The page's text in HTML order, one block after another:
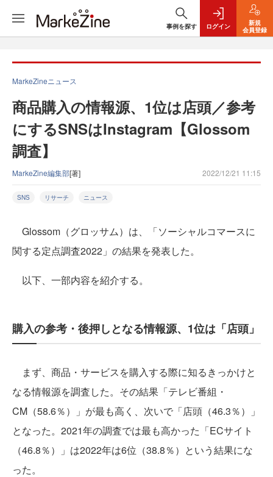
事例を探す ログイン
新規
会員登録
MarkeZineニュース
商品購入の情報源、1位は店頭／参考
にするSNSはInstagram【Glossom
調査】
MarkeZine編集部[著] 2022/12/21 11:15
SNS リサーチ ニュース
Glossom（グロッサム）は、「ソーシャルコマースに
関する定点調査2022」の結果を発表した。
以下、一部内容を紹介する。
購入の参考・後押しとなる情報源、1位は「店頭」
まず、商品・サービスを購入する際に知るきっかけと
なる情報源を調査した。その結果「テレビ番組・
CM（58.6％）」が最も高く、次いで「店頭（46.3％）」
となった。2021年の調査では最も高かった「ECサイト
（46.8％）」は2022年は6位（38.8％）という結果にな
った。